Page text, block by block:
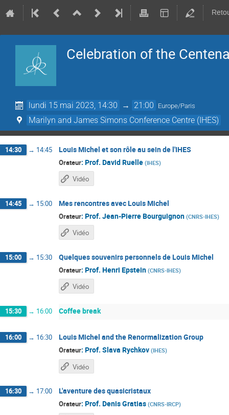
Celebration of the
lundi 15 mai 2023, 14:30 → 21:00 Europe/Paris
Marilyn and James Simons Conference Centre (IHES)
14:30 → 14:45 Louis Michel et son rôle au sein de l'IHES
Orateur: Prof. David Ruelle (IHES)
Vidéo
14:45 → 15:00 Mes rencontres avec Louis Michel
Orateur: Prof. Jean-Pierre Bourguignon (CNRS-IHES)
Vidéo
15:00 → 15:30 Quelques souvenirs personnels de Louis Michel
Orateur: Prof. Henri Epstein (CNRS-IHES)
Vidéo
15:30 → 16:00 Coffee break
16:00 → 16:30 Louis Michel and the Renormalization Group
Orateur: Prof. Slava Rychkov (IHES)
Vidéo
16:30 → 17:00 L'aventure des quasicristaux
Orateur: Prof. Denis Gratias (CNRS-IRCP)